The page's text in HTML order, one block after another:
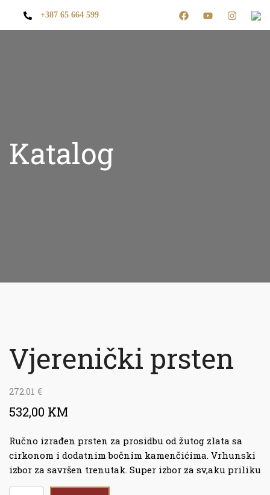
+387 65 664 599
Katalog
Vjerenički prsten
272.01 €
532,00 KM
Ručno izrađen prsten za prosidbu od žutog zlata sa
cirkonom i dodatnim bočnim kamenčićima. Vrhunski
izbor za savršen trenutak. Super izbor za sv‚aku priliku